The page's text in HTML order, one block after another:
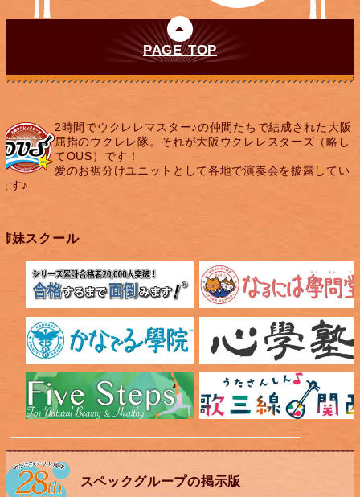
PAGE TOP
2時間でウクレレマスター♪の仲間たちで結成された大阪
屈指のウクレレ隊。それが大阪ウクレレスターズ（略し
てOUS）です！
愛のお裾分けユニットとして各地で演奏会を披露してい
す♪
妹スクール
スペックグループの掲示版